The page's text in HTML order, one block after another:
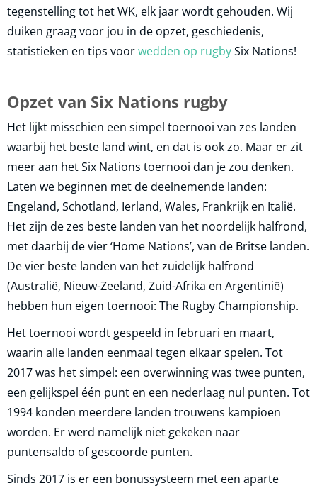
tegenstelling tot het WK, elk jaar wordt gehouden. Wij
duiken graag voor jou in de opzet, geschiedenis,
statistieken en tips voorwedden op rugbySix Nations!
Opzet van Six Nations rugby
Het lijkt misschien een simpel toernooi van zes landen
waarbij het beste land wint, en dat is ook zo. Maar er zit
meer aan het Six Nations toernooi dan je zou denken.
Laten we beginnen met de deelnemende landen:
Engeland, Schotland, Ierland, Wales, Frankrijk en Italië.
Het zijn de zes beste landen van het noordelijk halfrond,
met daarbij de vier ‘Home Nations’, van de Britse landen.
De vier beste landen van het zuidelijk halfrond
(Australië, Nieuw-Zeeland, Zuid-Afrika en Argentinië)
hebben hun eigen toernooi: The Rugby Championship.
Het toernooi wordt gespeeld in februari en maart,
waarin alle landen eenmaal tegen elkaar spelen. Tot
2017 was het simpel: een overwinning was twee punten,
een gelijkspel één punt en een nederlaag nul punten. Tot
1994 konden meerdere landen trouwens kampioen
worden. Er werd namelijk niet gekeken naar
puntensaldo of gescoorde punten.
Sinds 2017 is er een bonussysteem met een aparte